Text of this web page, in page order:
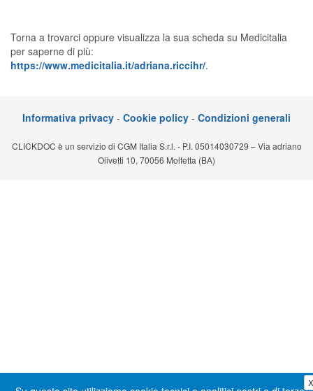
Prenotazioni online
Planner e rubrica in cloud
Teleconsulto
Torna a trovarci oppure visualizza la sua scheda su Medicitalia
per saperne di più:
https://www.medicitalia.it/adriana.riccihr/.
X
Informativa privacy - Cookie policy - Condizioni generali
CLICKDOC è un servizio di CGM Italia S.r.l. - P.I. 05014030729 – Via adriano
Olivetti 10, 70056 Molfetta (BA)